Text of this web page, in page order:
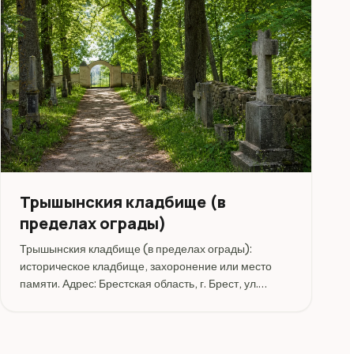
Трышынския кладбище (в
пределах ограды)
Трышынския кладбище (в пределах ограды):
историческое кладбище, захоронение или место
памяти. Адрес: Брестская область, г. Брест, ул.